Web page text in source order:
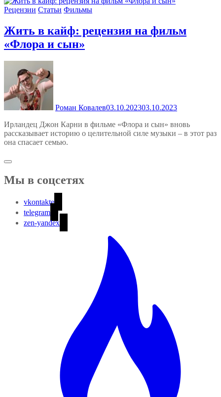
Рецензии Статьи Фильмы
Жить в кайф: рецензия на фильм
«Флора и сын»
Роман Ковалев03.10.202303.10.2023
Ирландец Джон Карни в фильме «Флора и сын» вновь
рассказывает историю о целительной силе музыки – в этот раз
она спасает семью.
Мы в соцсетях
vkontakte
telegram
zen-yandex